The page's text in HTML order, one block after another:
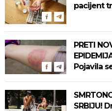
pacijent
PRETI
Pojavila
SRBIJU!